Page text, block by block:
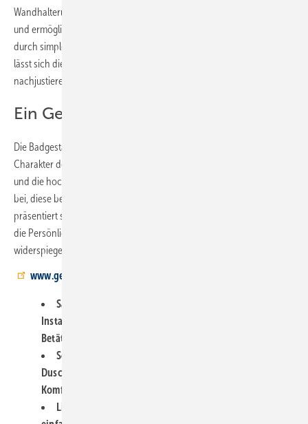
Wandhalterung bietet einen Spielraum von -3 / +2 mm in der Höhe
und ermöglicht dem Installateur eine unkomplizierte Ausrichtung
durch simples Drehen der Befestigungen. Mithilfe einer Wasserwaage
lässt sich die bereits an der Wand montierte Halterung flexibel
nachjustieren.
Ein Gesamtkunstwerk
Die Badgestaltung verdeutlicht, wie Kunstelemente den individuellen
Charakter des Bades unterstreichen können. Die einfache Installation
und die hochwertigen Materialien der Geberit-Produkte trugen dazu
bei, diese besondere Badsanierung kreativ umzusetzen. Insgesamt
präsentiert sich das Badezimmer als ein „lebendiges Kunstwerk“, das
die Persönlichkeit und die kreative Energie im Hause Heikhaus
widerspiegelt.
www.geberit.de
Sanierung mit moderner Technik: flexibles GIS-
Installationssystem, Dusch-WC, individuelle
Betätigungsplatte und effiziente Montage.
Schiebetür, One Wandarmatur, Clean-Line-80-
Duschrinne und AquaClean Mera Comfort verbinden
Komfort, Funktion und künstlerisches Design.
Lichtspiegel mit Flex-Install, niedriger Wannenaufbau,